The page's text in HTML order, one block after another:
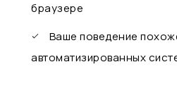
браузере
Ваше поведение
автоматизированных